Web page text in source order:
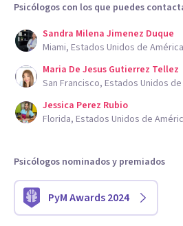
Psicólogos con los que puedes
Sandra Milena Jimenez Duque
Miami, Estados Unidos de América
Maria De Jesus Gutierrez Tellez
San Francisco, Estados Unidos
Jessica Perez Rubio
Florida, Estados Unidos de
Psicólogos nominados y premiados
PyM Awards 2024